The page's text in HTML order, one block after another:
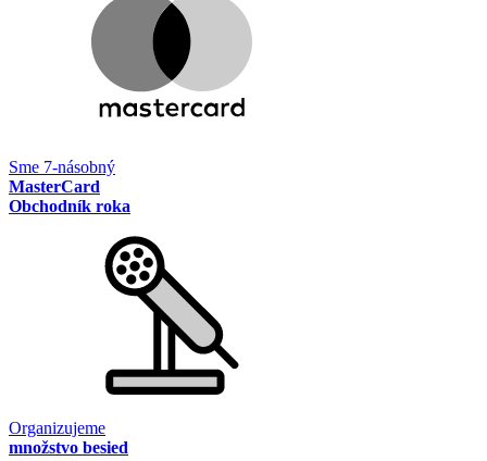
Sme 7-násobný
MasterCard
Obchodník roka
Organizujeme
množstvo besied